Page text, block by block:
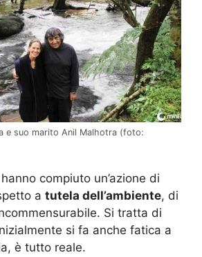
e suo marito Anil Malhotra (foto:
compiuto un’azione di
a tutela dell’ambiente, di
Si tratta di
si fa anche fatica a
è tutto reale.